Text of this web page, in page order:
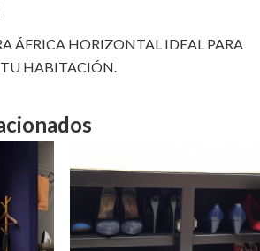
ÁFRICA HORIZONTAL IDEAL PARA
HABITACIÓN.